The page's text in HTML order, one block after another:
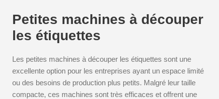
Petites machines à découper
les étiquettes
Les petites machines à découper les étiquettes sont une
excellente option pour les entreprises ayant un espace limité
ou des besoins de production plus petits. Malgré leur taille
compacte, ces machines sont très efficaces et offrent une